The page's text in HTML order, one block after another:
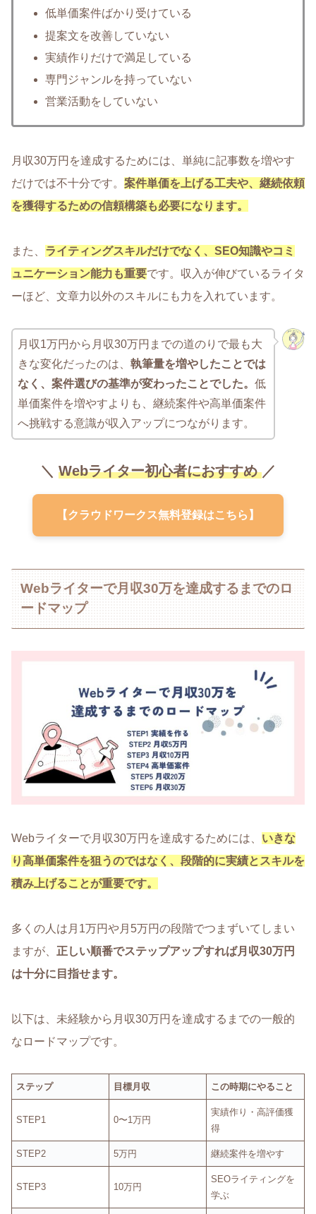
低単価案件ばかり受けている
提案文を改善していない
実績作りだけで満足している
専門ジャンルを持っていない
営業活動をしていない
月収30万円を達成するためには、単純に記事数を増やす
だけでは不十分です。 案件単価を上げる工夫や、継続依頼
を獲得するための信頼構築も必要になります。
また、 ライティングスキルだけでなく、SEO知識やコミ
ュニケーション能力も重要です。収入が伸びているライタ
ーほど、文章力以外のスキルにも力を入れています。
月収1万円から月収30万円までの道のりで最も大
きな変化だったのは、 執筆量を増やしたことでは
なく、案件選びの基準が変わったことでした。 低
単価案件を増やすよりも、継続案件や高単価案件
へ挑戦する意識が収入アップにつながります。
＼ Webライター初心者におすすめ／
【クラウドワークス無料登録はこちら】
Webライターで月収30万を達成するまでのロ
ードマップ
Webライターで月収30万円を達成するためには、 いきな
り高単価案件を狙うのではなく、段階的に実績とスキルを
積み上げることが重要です。
多くの人は月1万円や月5万円の段階でつまずいてしまい
ますが、 正しい順番でステップアップすれば月収30万円
は十分に目指せます。
以下は、未経験から月収30万円を達成するまでの一般的
なロードマップです。
ステップ 目標月収 この時期にやること
STEP1 0〜1万円
実績作り・高評価獲
得
STEP2 5万円 継続案件を増やす
STEP3 10万円
SEOライティングを
学ぶ